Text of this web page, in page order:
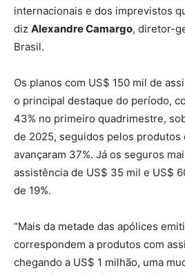
internacionais e dos imprevistos
diz Alexandre Camargo, diretor-
Brasil.
Os planos com US$ 150 mil de
o principal destaque do período,
43% no primeiro quadrimestre,
de 2025, seguidos pelos produtos
avançaram 37%. Já os seguros
assistência de US$ 35 mil e US$
de 19%.
“Mais da metade das apólices
correspondem a produtos com
chegando a US$ 1 milhão, uma